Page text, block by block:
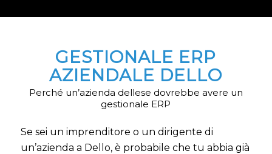
GESTIONALE ERP
AZIENDALE DELLO
Perché un’azienda dellese dovrebbe avere un
gestionale ERP
Se sei un imprenditore o un dirigente di
un’azienda a Dello, è probabile che tu abbia già